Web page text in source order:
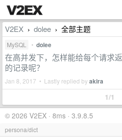
V2EX › dolee › 全部主题
MySQL • dolee
在高并发下，怎样能给每个请求
的记录呢？
Jan 8, 2017 • Lastly replied byakira
1/1
© 2026 V2EX · 8ms · 3.9.8.5
persona/dict